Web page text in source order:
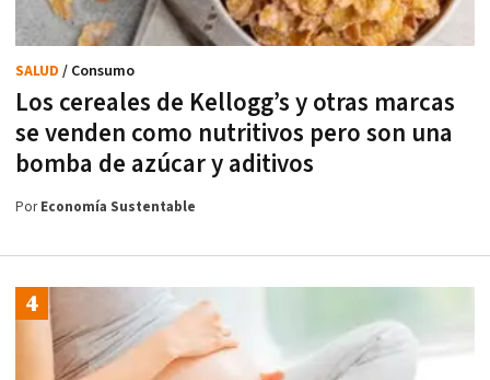
Los cereales de Kellogg’s y otras marcas
se venden como nutritivos pero son una
bomba de azúcar y aditivos
SALUD / Consumo
PorEconomía Sustentable